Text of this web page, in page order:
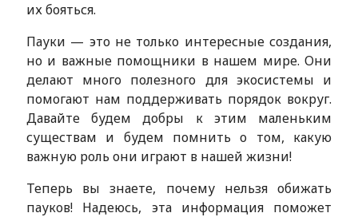
их бояться.
Пауки — это не только интересные создания,
но и важные помощники в нашем мире. Они
делают много полезного для экосистемы и
помогают нам поддерживать порядок вокруг.
Давайте будем добры к этим маленьким
существам и будем помнить о том, какую
важную роль они играют в нашей жизни!
Теперь вы знаете, почему нельзя обижать
пауков! Надеюсь, эта информация поможет